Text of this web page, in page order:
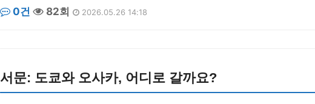
0건
82회 2026.05.26 14:18
서문: 도쿄와 오사카, 어디로 갈까요?